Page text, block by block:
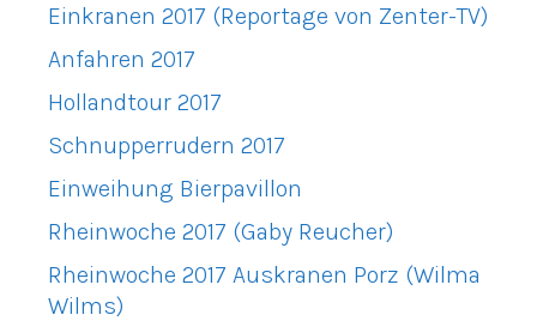
Einkranen 2017 (Reportage von Zenter-TV)
Anfahren 2017
Hollandtour 2017
Schnupperrudern 2017
Einweihung Bierpavillon
Rheinwoche 2017 (Gaby Reucher)
Rheinwoche 2017 Auskranen Porz (Wilma
Wilms)